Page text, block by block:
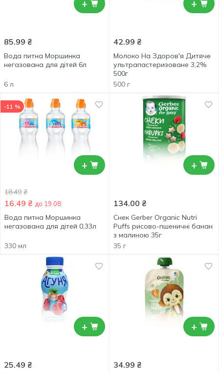
+
85.99 ₴
Вода питна Моршинка
негазована для дітей 6л
6 л
+
42.99 ₴
Молоко На Здоров'я Дитяче
ультрапастеризоване 3,2%
500г
500 г
+
-11 %
18.49 ₴
16.49 ₴ до 19.08
Вода питна Моршинка
негазована для дітей 0,33л
330 мл
+
134.00 ₴
Снек Gerber Organic Nutri
Puffs рисово-пшеничні банан
з малиною 35г
35 г
+
25.49 ₴
+
34.99 ₴